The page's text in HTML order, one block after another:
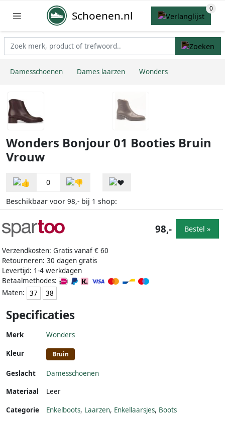
Schoenen.nl
Damesschoenen Dames laarzen Wonders
Wonders Bonjour 01 Booties Bruin
Vrouw
0
Beschikbaar voor 98,- bij 1 shop:
Verzendkosten: Gratis vanaf € 60
Retourneren: 30 dagen gratis
Levertijd: 1-4 werkdagen
Betaalmethodes:
Maten:
37 38
98,- Bestel »
Specificaties
Merk Wonders
Kleur Bruin
Geslacht
Damesschoenen
Materiaal
Leer
Categorie Enkelboots, Laarzen, Enkellaarsjes, Boots